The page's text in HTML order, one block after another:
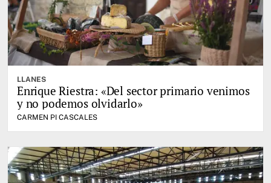
LLANES
Enrique Riestra: «Del sector primario venimos
y no podemos olvidarlo»
CARMEN PI CASCALES